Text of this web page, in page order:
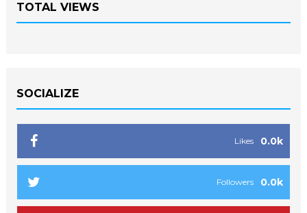
TOTAL VIEWS
SOCIALIZE
0.0k
Likes
0.0k
Followers